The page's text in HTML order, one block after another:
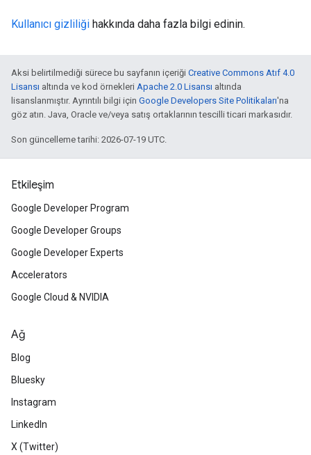
Kullanıcı gizliliği hakkında daha fazla bilgi edinin.
Aksi belirtilmediği sürece bu sayfanın içeriği Creative Commons Atıf 4.0
Lisansı altında ve kod örnekleri Apache 2.0 Lisansı altında
lisanslanmıştır. Ayrıntılı bilgi için Google Developers Site Politikaları'na
göz atın. Java, Oracle ve/veya satış ortaklarının tescilli ticari markasıdır.
Son güncelleme tarihi: 2026-07-19 UTC.
Etkileşim
Google Developer Program
Google Developer Groups
Google Developer Experts
Accelerators
Google Cloud & NVIDIA
Ağ
Blog
Bluesky
Instagram
LinkedIn
X (Twitter)